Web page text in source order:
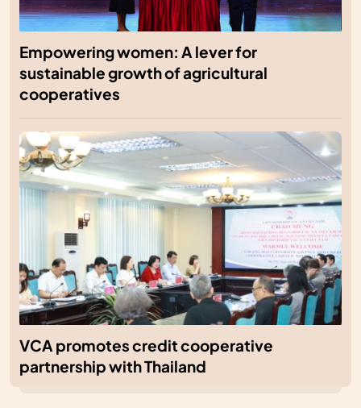
Empowering women: A lever for
sustainable growth of agricultural
cooperatives
VCA promotes credit cooperative
partnership with Thailand